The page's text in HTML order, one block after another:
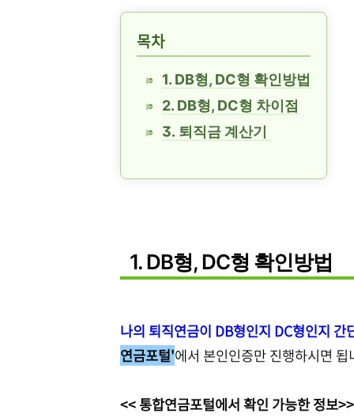
목차
1. DB형, DC형 확인방법
2. DB형, DC형 차이점
3. 퇴직금 계산기
1. DB형, DC형 확인방법
나의 퇴직연금이 DB형인지 DC형인지 간
연금포털'에서 본인인증만 진행하시면 됩
<< 통합연금포털에서 확인 가능한 정보>>